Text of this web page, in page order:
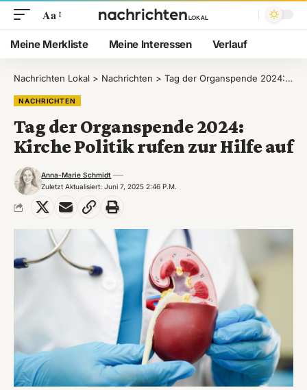
Aa
Meine Merkliste Meine Interessen Verlauf
Nachrichten Lokal > Nachrichten > Tag der Organspende 2024: Kirche Politik rufen zur Hilfe auf
NACHRICHTEN
Tag der Organspende 2024:
Kirche Politik rufen zur Hilfe auf
Zuletzt Aktualisiert: Juni 7, 2025 2:46 P.m.
Anna-Marie Schmidt